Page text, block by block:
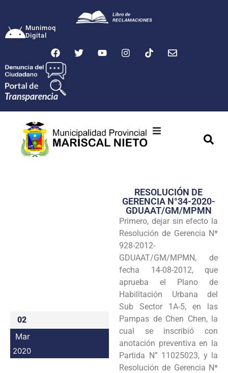
Munimoq
Digital
Transparencia
Seguridad
Intranet
02
Mar
2020
RESOLUCIÓN DE
GERENCIA N°34-2020-
GDUAAT/GM/MPMN
Primero, dejar sin efecto la
Resolución de Gerencia N*
928-2012-
GDUAAT/GM/MPMN, de
fecha 14-08-2012, que
aprueba el Plano de
Habilitación Urbana del
Sub Sector 1A-5, en las
Pampas de Chen Chen, la
cual se inscribió con
anotación preventiva en la
Partida N” 11025023, y la
Resolución de Gerencia N*